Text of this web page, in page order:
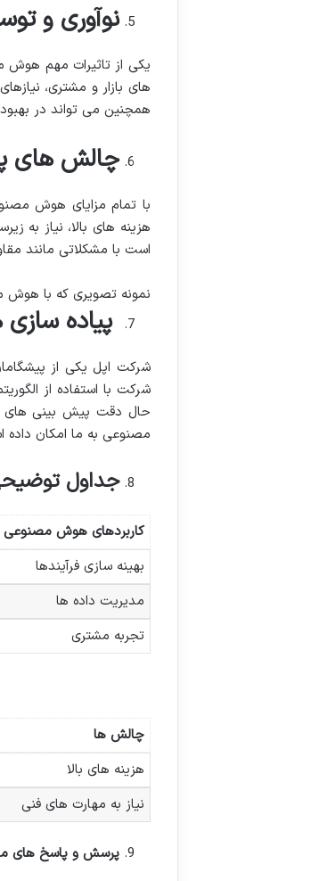
نوآوری و
های بازار و مشتری،
همچنین می تواند در
چالش های
با تمام مزایای هوش
هزینه های بالا، نیاز
است با مشکلاتی مانند
نمونه تصویری که با
پیاده
شرکت اپل یکی از
حال دقت پیش بینی های
مصنوعی به ما امکان داده
جداول
کاربردهای هوش مصنوعی
بهینه سازی فرآیندها
مدیریت داده ها
تجربه مشتری
چالش ها
هزینه های بالا
نیاز به مهارت های فنی
پرسش و پاسخ های